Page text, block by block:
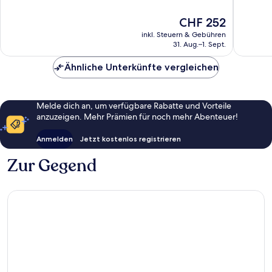
Der
Preis
beträgt
CHF 252
inkl. Steuern & Gebühren
31. Aug.–1. Sept.
Ähnliche Unterkünfte vergleichen
Melde dich an, um verfügbare Rabatte und Vorteile
anzuzeigen. Mehr Prämien für noch mehr Abenteuer!
Anmelden Jetzt kostenlos registrieren
Zur Gegend